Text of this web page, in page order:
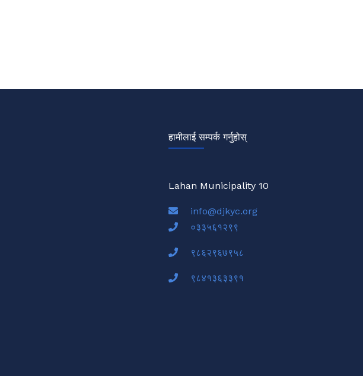
हामीलाई सम्पर्क गर्नुहोस्
Lahan Municipality 10
info@djkyc.org
०३३५६१२९९
९८६२९६७९५८
९८४१३६३३९१